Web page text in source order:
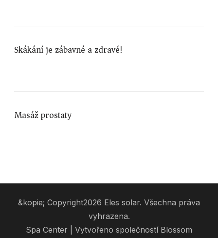
Skákání je zábavné a zdravé!
Masáž prostaty
&kopie; Copyright2026 Eles solar. Všechna práva
vyhrazena.
Spa Center | Vytvořeno společností Blossom